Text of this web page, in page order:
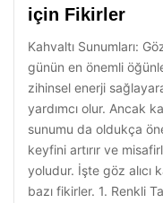
için Fikirler
Kahvaltı Sunumları:
günün en önemli
zihinsel enerji
yardımcı olur. Ancak
sunumu da oldukça
keyfini artırır ve
yoludur. İşte göz alıcı
bazı fikirler. 1. Renkli